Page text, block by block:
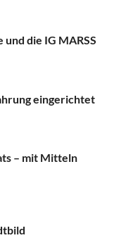
die IG MARSS
eingerichtet
– mit Mitteln